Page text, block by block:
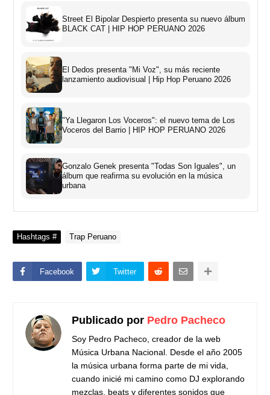
Street El Bipolar Despierto presenta su nuevo álbum
BLACK CAT | HIP HOP PERUANO 2026
El Dedos presenta "Mi Voz", su más reciente
lanzamiento audiovisual | Hip Hop Peruano 2026
"Ya Llegaron Los Voceros": el nuevo tema de Los
Voceros del Barrio | HIP HOP PERUANO 2026
Gonzalo Genek presenta "Todas Son Iguales", un
álbum que reafirma su evolución en la música
urbana
Hashtags # Trap Peruano
Facebook Twitter
Publicado por Pedro Pacheco
Soy Pedro Pacheco, creador de la web
Música Urbana Nacional. Desde el año 2005
la música urbana forma parte de mi vida,
cuando inicié mi camino como DJ explorando
mezclas, beats y diferentes sonidos que